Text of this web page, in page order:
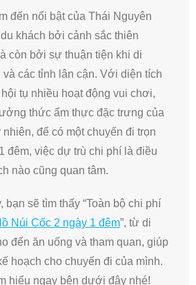
đến nổi bật của Thái Nguyên
khách bởi cảnh sắc thiên
còn bởi sự thuận tiện khi di
các tỉnh lân cận. Với diện tích
tụ nhiều hoạt động vui chơi,
thức ẩm thực đặc trưng của
để có một chuyến đi trọn
đêm, việc dự trù chi phí là điều
nào cũng quan tâm.
bạn sẽ tìm thấy “Toàn bộ chi phí
Núi Cốc 2 ngày 1 đêm”, từ di
đến ăn uống và tham quan, giúp
hoạch cho chuyến đi của mình.
hiểu ngay bên dưới đây nhé!